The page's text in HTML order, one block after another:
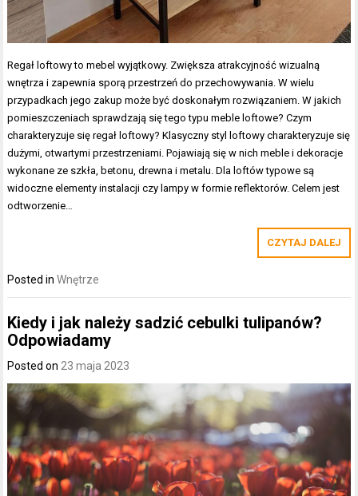
Regał loftowy to mebel wyjątkowy. Zwiększa atrakcyjność wizualną
wnętrza i zapewnia sporą przestrzeń do przechowywania. W wielu
przypadkach jego zakup może być doskonałym rozwiązaniem. W jakich
pomieszczeniach sprawdzają się tego typu meble loftowe? Czym
charakteryzuje się regał loftowy? Klasyczny styl loftowy charakteryzuje się
dużymi, otwartymi przestrzeniami. Pojawiają się w nich meble i dekoracje
wykonane ze szkła, betonu, drewna i metalu. Dla loftów typowe są
widoczne elementy instalacji czy lampy w formie reflektorów. Celem jest
odtworzenie…
CZYTAJ DALEJ
Posted inWnętrze
Kiedy i jak należy sadzić cebulki tulipanów?
Odpowiadamy
Posted on 23 maja 2023